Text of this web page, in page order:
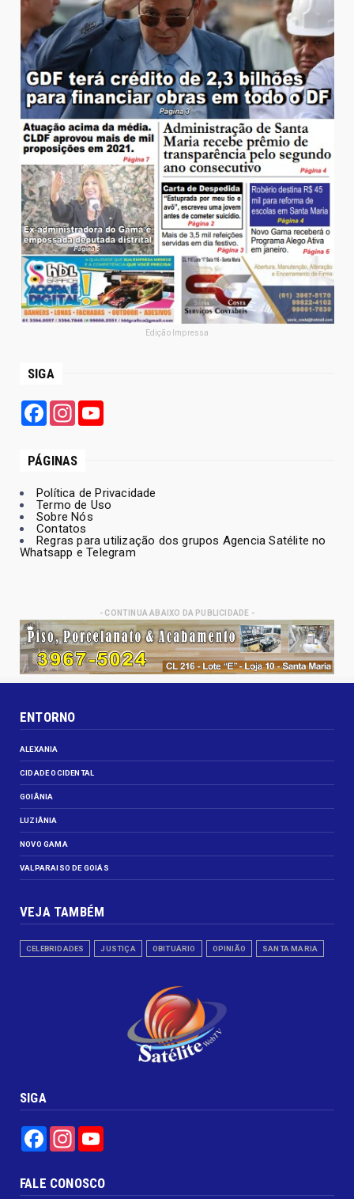
Edição Impressa
SIGA
FacebookInstagram
PÁGINAS
Política de Privacidade
Termo de Uso
Sobre Nós
Contatos
Regras para utilização dos grupos Agencia Satélite no
Whatsapp e Telegram
- CONTINUA ABAIXO DA PUBLICIDADE -
ENTORNO
ALEXANIA
CIDADE OCIDENTAL
GOIÂNIA
LUZIÂNIA
NOVO GAMA
VALPARAISO DE GOIÁS
VEJA TAMBÉM
CELEBRIDADES JUSTIÇA OBITUÁRIO OPINIÃO SANTA MARIA
SIGA
FacebookInstagram
FALE CONOSCO